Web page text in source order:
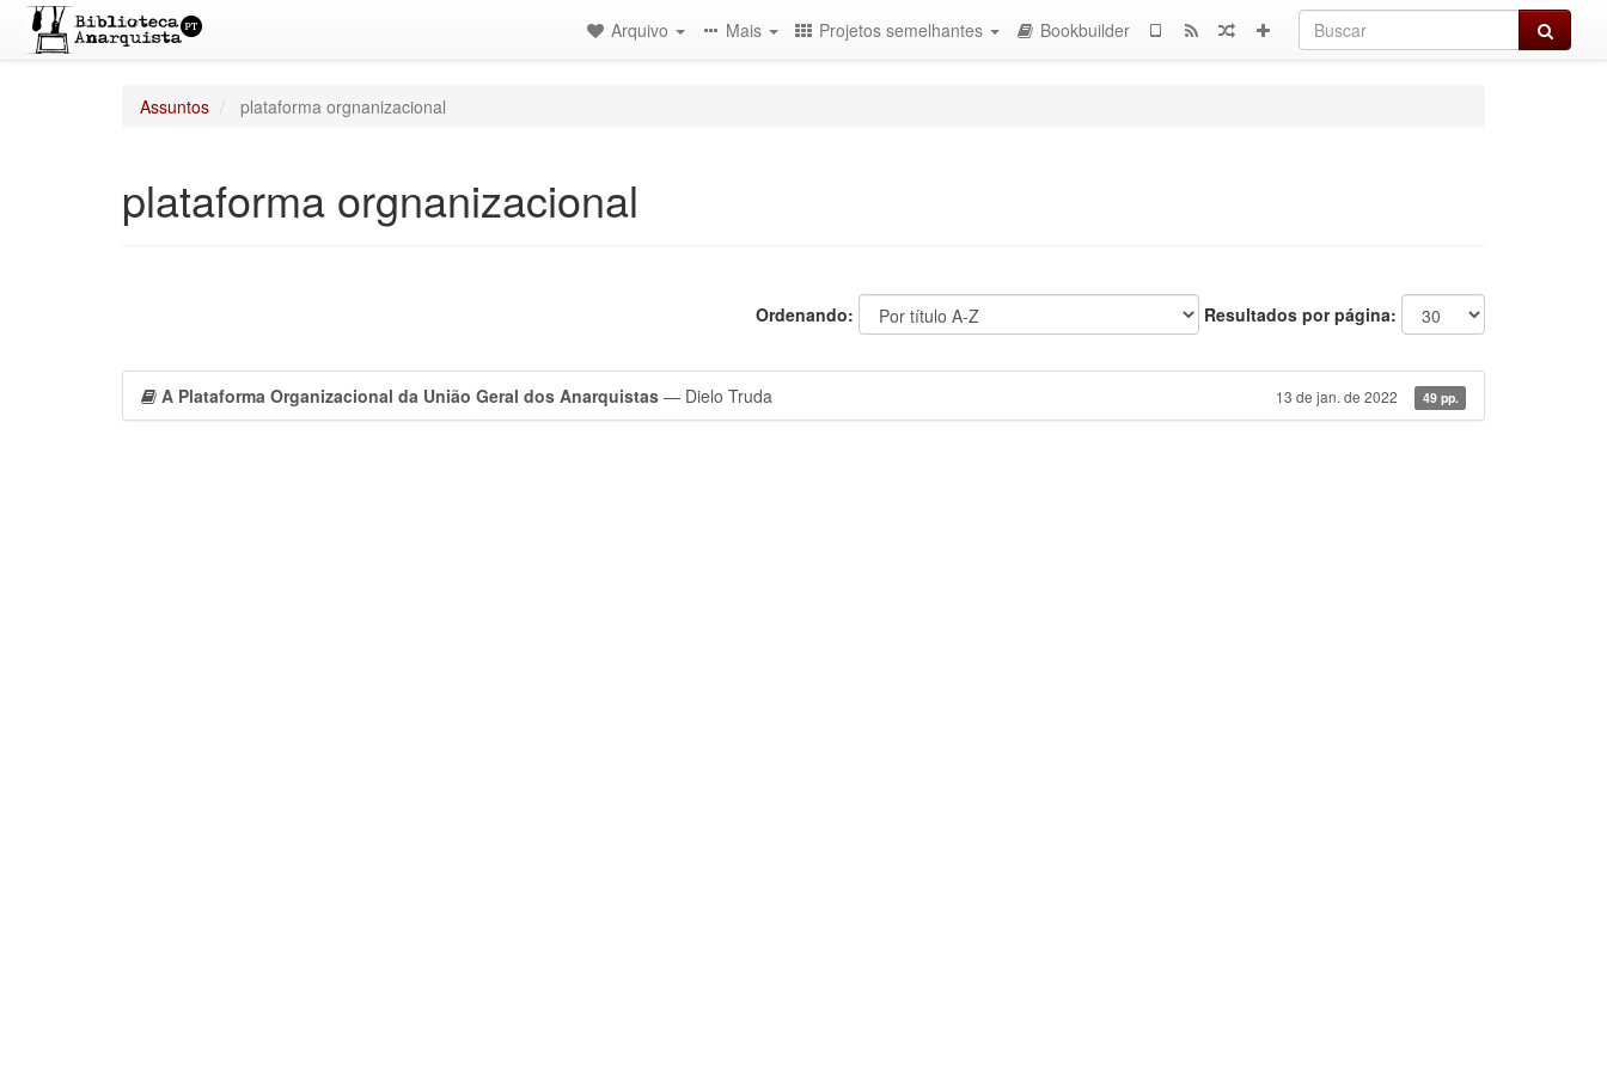
Buscar
Arquivo Mais Projetos semelhantes Bookbuilder
Assuntos plataforma orgnanizacional
plataforma orgnanizacional
Ordenando: Resultados por página:
A Plataforma Organizacional da União Geral dos Anarquistas — Dielo Truda 13 de jan. de 2022 49 pp.